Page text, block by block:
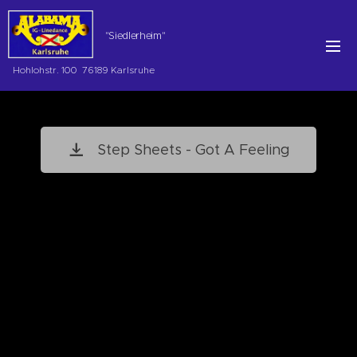
"Siedlerheim"
Hohlohstr. 100 76189 Karlsruhe
Step Sheets - Got A Feeling